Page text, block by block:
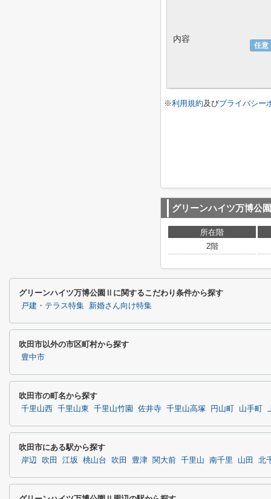
任意
内容
※利用規約及びプライバシー
グリーンハイツ万博公
所在階
2階
グリーンハイツ万博公園Ⅱに関するこだわり条件から探す
戸建・テラス特集 新婚さん向け特集
吹田市以外の市区町村から探す
豊中市
吹田市の町名から探す
千里山西 千里山東 千里山竹園 佐井寺 千里山高塚 円山町 山手町
吹田市にある駅から探す
岸辺 吹田 江坂 桃山台 吹田 豊津 関大前 千里山 南千里 山田 北